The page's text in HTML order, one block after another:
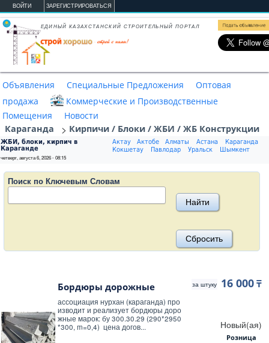
Перейти к основному содержанию
ВОЙТИ ЗАРЕГИСТРИРОВАТЬСЯ
ЕДИНЫЙ КАЗАХСТАНСКИЙ СТРОИТЕЛЬНЫЙ ПОРТАЛ
Объявления Специальные Предложения
Оптовая
продажа
Коммерческие и Производственные
Помещения
Новости
Караганда
> Кирпичи / Блоки / ЖБИ / ЖБ Конструкции
ЖБИ, блоки, кирпич в
Караганде
Актау Актобе Алматы Астана
Караганда
Кокшетау
Павлодар Уральск Шымкент
четверг, августа 6, 2026 - 08:15
Поиск по Ключевым Словам
Бордюры дорожные за штуку 16 000₸
ассоциация нурхан (караганда) про
изводит и реализует бордюры доро
жные марок: бу 300.30.29 (290*2950
*300, m=0,4) цена догов...
Новый(ая)
Розница